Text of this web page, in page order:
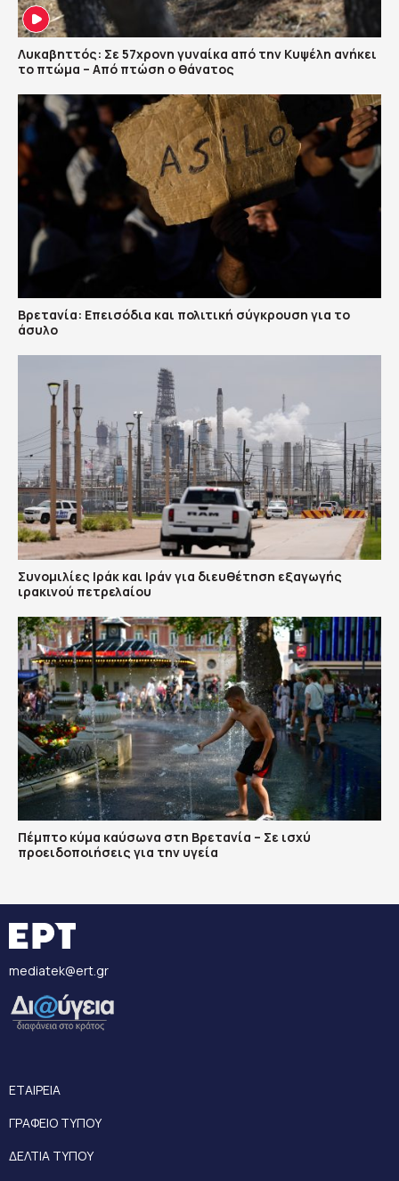
Λυκαβηττός: Σε 57χρονη γυναίκα από την Κυψέλη ανήκει
το πτώμα – Από πτώση ο θάνατος
Βρετανία: Επεισόδια και πολιτική σύγκρουση για το
άσυλο
Συνομιλίες Ιράκ και Ιράν για διευθέτηση εξαγωγής
ιρακινού πετρελαίου
Πέμπτο κύμα καύσωνα στη Βρετανία – Σε ισχύ
προειδοποιήσεις για την υγεία
mediatek@ert.gr
ΕΤΑΙΡΕΙΑ
ΓΡΑΦΕΙΟ ΤΥΠΟΥ
ΔΕΛΤΙΑ ΤΥΠΟΥ